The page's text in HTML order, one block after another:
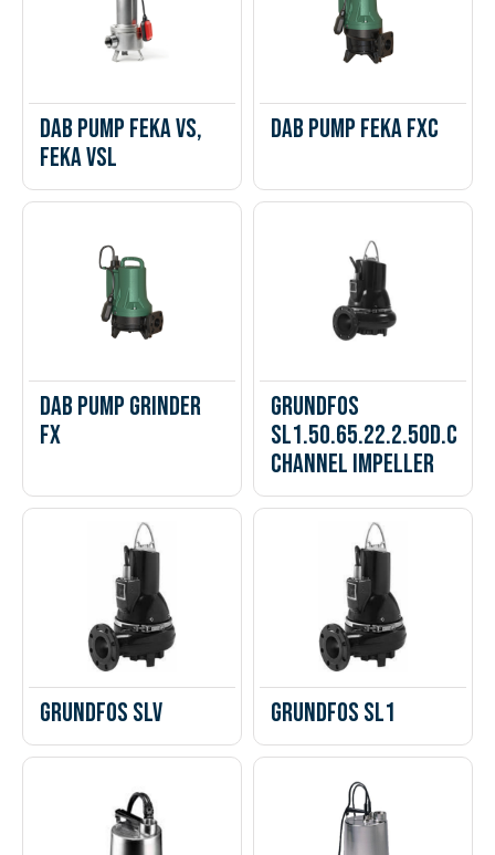
DAB PUMP FEKA VS,
FEKA VSL
DAB PUMP FEKA FXC
DAB PUMP GRINDER
FX
Grundfos
SL1.50.65.22.2.50D.C
Channel Impeller
Grundfos SLV Grundfos SL1